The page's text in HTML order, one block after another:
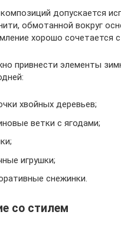
допускается
обмотанной вокруг
хорошо сочетается с
привнести элементы
хвойных деревьев;
ветки с ягодами;
игрушки;
снежинки.
со стилем